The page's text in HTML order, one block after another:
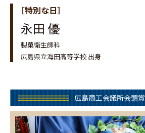
［特別な日］
永田 優
製菓衛生師科
広島県立海田高等学校 出身
広島商工会議所会頭賞